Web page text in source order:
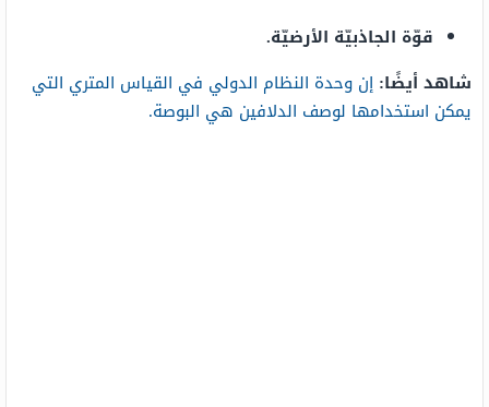
قوّة الجاذبيّة الأرضيّة.
شاهد أيضًا: إن وحدة النظام الدولي في القياس المتري التي
يمكن استخدامها لوصف الدلافين هي البوصة.